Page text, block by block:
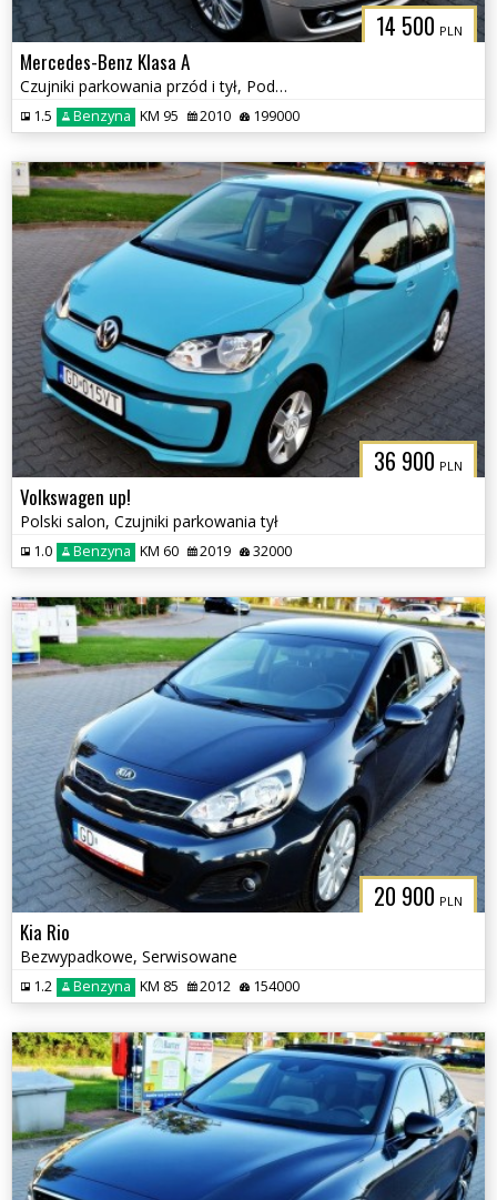
14 500 PLN
Mercedes-Benz Klasa A
Czujniki parkowania przód i tył, Podgrzewane fotele
1.5 Benzyna KM 95 2010 199000
36 900 PLN
Volkswagen up!
Polski salon, Czujniki parkowania tył
1.0 Benzyna KM 60 2019 32000
20 900 PLN
Kia Rio
Bezwypadkowe, Serwisowane
1.2 Benzyna KM 85 2012 154000